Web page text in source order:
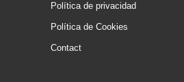
Política de privacidad
Política de Cookies
Contact